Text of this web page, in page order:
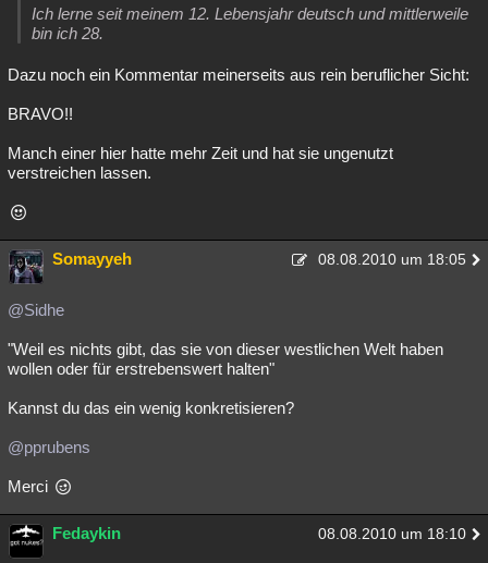
Ich lerne seit meinem 12. Lebensjahr deutsch und mittlerweile
bin ich 28.
Dazu noch ein Kommentar meinerseits aus rein beruflicher Sicht:
BRAVO!!
Manch einer hier hatte mehr Zeit und hat sie ungenutzt
verstreichen lassen.
Somayyeh 08.08.2010 um 18:05
@Sidhe
"Weil es nichts gibt, das sie von dieser westlichen Welt haben
wollen oder für erstrebenswert halten"
Kannst du das ein wenig konkretisieren?
@pprubens
Merci
Fedaykin 08.08.2010 um 18:10